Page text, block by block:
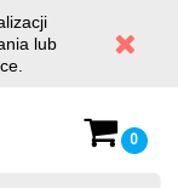
lub
0